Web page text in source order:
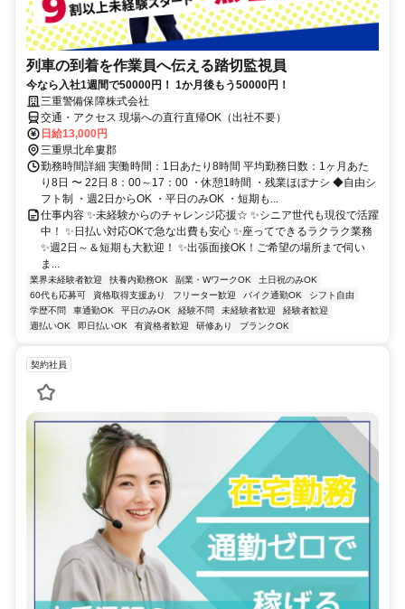
列車の到着を作業員へ伝える踏切監視員
今なら入社1週間で50000円！ 1か月後もう50000円！
三重警備保障株式会社
交通・アクセス 現場への直行直帰OK（出社不要）
日給13,000円
三重県北牟婁郡
勤務時間詳細 実働時間：1日あたり8時間 平均勤務日数：1ヶ月あた
り8日 〜 22日 8：00～17：00 ・休憩1時間 ・残業ほぼナシ ◆自由シ
フト制 ・週2日からOK ・平日のみOK ・短期も...
仕事内容 ✨未経験からのチャレンジ応援☆ ✨シニア世代も現役で活躍
中！ ✨日払い対応OKで急な出費も安心 ✨座ってできるラクラク業務
✨週2日～＆短期も大歓迎！ ✨出張面接OK！ご希望の場所まで伺い
ま...
業界未経験者歓迎 扶養内勤務OK 副業・WワークOK
土日祝のみOK
60代も応募可
資格取得支援あり フリーター歓迎 バイク通勤OK
シフト自由
学歴不問
車通勤OK 平日のみOK 経験不問 未経験者歓迎
経験者歓迎
週払いOK
即日払いOK 有資格者歓迎 研修あり ブランクOK
契約社員